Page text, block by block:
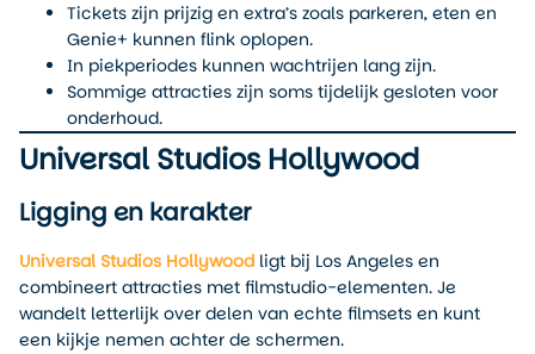
Tickets zijn prijzig en extra’s zoals parkeren, eten en
Genie+ kunnen flink oplopen.
In piekperiodes kunnen wachtrijen lang zijn.
Sommige attracties zijn soms tijdelijk gesloten voor
onderhoud.
Universal Studios Hollywood
Ligging en karakter
Universal Studios Hollywood ligt bij Los Angeles en
combineert attracties met filmstudio-elementen. Je
wandelt letterlijk over delen van echte filmsets en kunt
een kijkje nemen achter de schermen.